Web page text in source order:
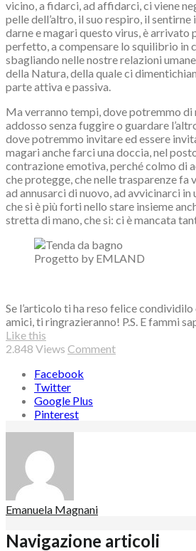
vicino, a fidarci, ad affidarci, ci viene
pelle dell’altro, il suo respiro, il
darne e magari questo virus, è arrivato
perfetto, a compensare lo squilibrio in
sbagliando nelle nostre relazioni
della Natura, della quale ci
parte attiva e passiva.
Ma verranno tempi, dove potremmo
addosso senza fuggire o guardare
dove potremmo invitare ed essere
magari anche farci una doccia, nel
contrazione emotiva, perché colmo di
che protegge, che nelle trasparenze fa
ad annusarci di nuovo, ad avvicinarci
che si è più forti nello stare insieme
stretta di mano, che si: ci è mancata
Progetto by EMLAND
Se l’articolo ti ha reso felice
amici, ti ringrazieranno! P.S. E fammi
Like this
2.848 Views Comment
Facebook
Twitter
Google Plus
Pinterest
Emanuela Magnani
Navigazione articoli